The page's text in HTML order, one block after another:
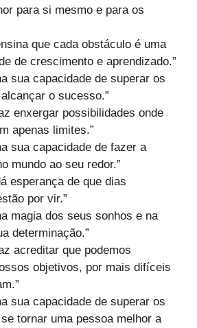
para si mesmo e para os
que cada obstáculo é uma
de crescimento e aprendizado.”
sua capacidade de superar os
o sucesso.”
enxergar possibilidades onde
apenas limites.”
sua capacidade de fazer a
mundo ao seu redor.”
esperança de que dias
por vir.”
magia dos seus sonhos e na
determinação.”
acreditar que podemos
objetivos, por mais difíceis
sua capacidade de superar os
tornar uma pessoa melhor a